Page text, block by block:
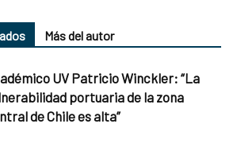
Más del autor
UV Patricio Winckler: “La
portuaria de la zona
de Chile es alta”